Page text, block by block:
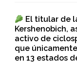
El titular de
Kershenobich,
activo de
que
en 13 estados